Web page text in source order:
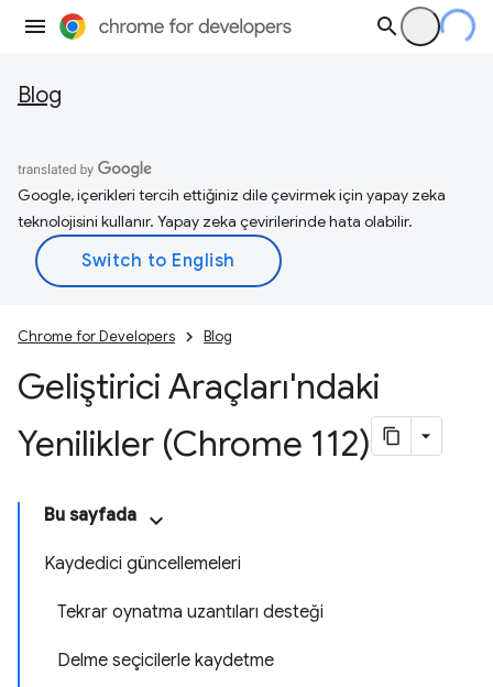
Blog
Google, içerikleri tercih ettiğiniz dile çevirmek için yapay zeka
teknolojisini kullanır. Yapay zeka çevirilerinde hata olabilir.
Chrome for Developers Blog
Geliştirici Araçları'ndaki
Yenilikler (Chrome 112)
Bu sayfada
Kaydedici güncellemeleri
Tekrar oynatma uzantıları desteği
Delme seçicilerle kaydetme